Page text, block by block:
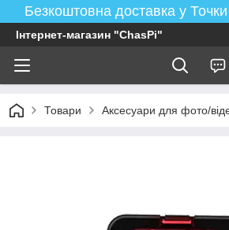
Безкоштовна доставка у
Інтернет-магазин "ChasPi"
Товари Аксесуари для фото/